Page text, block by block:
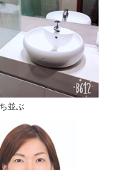
並ぶ